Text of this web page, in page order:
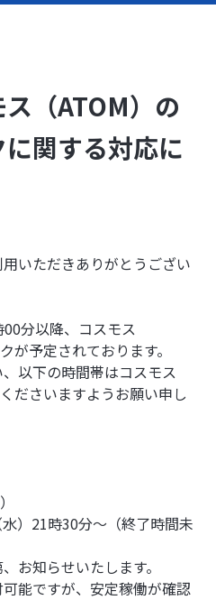
ス（ATOM）の
関する対応に
いただきありがとうござい
分以降、コスモス
が予定されております。
以下の時間帯はコスモス
ださいますようお願い申し
）21時30分〜（終了時間未
お知らせいたします。
能ですが、安定稼働が確認